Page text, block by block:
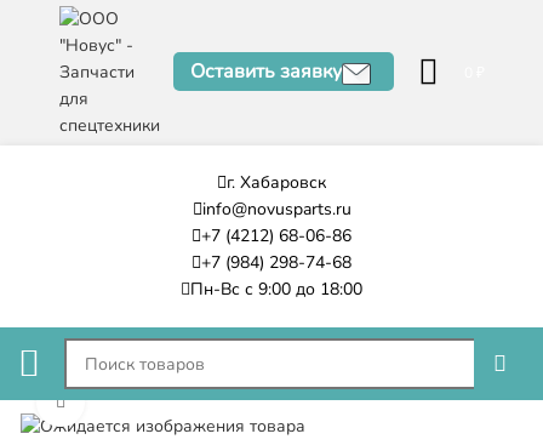
Оставить заявку
г. Хабаровск
info@novusparts.ru
+7 (4212) 68-06-86
+7 (984) 298-74-68
Пн-Вс с 9:00 до 18:00
Нажмите, чтобы увеличить